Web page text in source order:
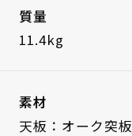
質量
11.4kg
素材
天板：オーク突板